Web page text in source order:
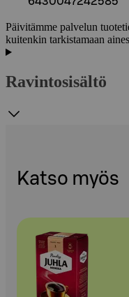
Päivitämme palvelun
kuitenkin tarkistamaan
Ravintosisältö
Katso myös